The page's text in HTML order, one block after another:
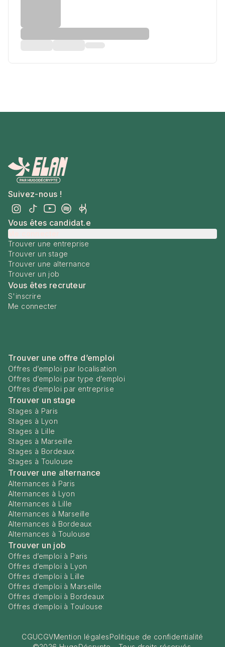
Suivez-nous !
Vous êtes candidat.e
Trouver une entreprise
Trouver un stage
Trouver une alternance
Trouver un job
Vous êtes recruteur
S'inscrire
Me connecter
Trouver une offre d’emploi
Offres d’emploi par localisation
Offres d’emploi par type d’emploi
Offres d’emploi par entreprise
Trouver un stage
Stages à Paris
Stages à Lyon
Stages à Lille
Stages à Marseille
Stages à Bordeaux
Stages à Toulouse
Trouver une alternance
Alternances à Paris
Alternances à Lyon
Alternances à Lille
Alternances à Marseille
Alternances à Bordeaux
Alternances à Toulouse
Trouver un job
Offres d’emploi à Paris
Offres d’emploi à Lyon
Offres d’emploi à Lille
Offres d’emploi à Marseille
Offres d’emploi à Bordeaux
Offres d’emploi à Toulouse
CGUCGVMention légalesPolitique de confidentialité